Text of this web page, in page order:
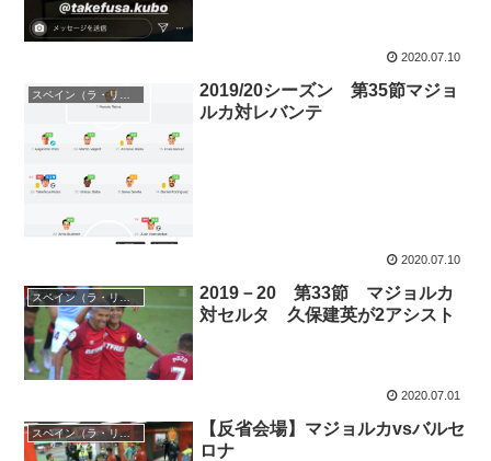
2020.07.10
2019/20シーズン 第35節マジョ
ルカ対レバンテ
2020.07.10
スペイン（ラ・リーガ）
2019－20 第33節 マジョルカ
対セルタ 久保建英が2アシスト
2020.07.01
スペイン（ラ・リーガ）
【反省会場】マジョルカvsバルセ
ロナ